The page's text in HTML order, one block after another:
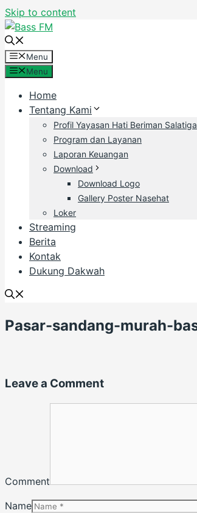
Skip to content
Menu
Menu
Home
Tentang Kami
Profil Yayasan Hati Beriman Salatiga
Program dan Layanan
Laporan Keuangan
Download
Download Logo
Gallery Poster Nasehat
Loker
Streaming
Berita
Kontak
Dukung Dakwah
Pasar-sandang-murah-
Leave a Comment
Comment
Name